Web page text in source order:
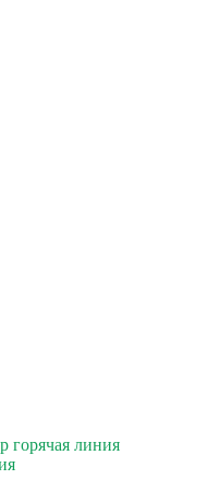
горячая линия